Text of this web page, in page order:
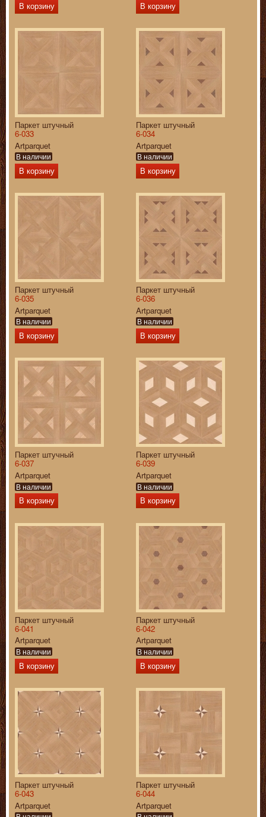
В корзину В корзину
Паркет штучный
6-033
Artparquet
В наличии
В корзину
Паркет штучный
6-034
Artparquet
В наличии
В корзину
Паркет штучный
6-035
Artparquet
В наличии
В корзину
Паркет штучный
6-036
Artparquet
В наличии
В корзину
Паркет штучный
6-037
Artparquet
В наличии
В корзину
Паркет штучный
6-039
Artparquet
В наличии
В корзину
Паркет штучный
6-041
Artparquet
В наличии
В корзину
Паркет штучный
6-042
Artparquet
В наличии
В корзину
Паркет штучный
6-043
Artparquet
Паркет штучный
6-044
Artparquet